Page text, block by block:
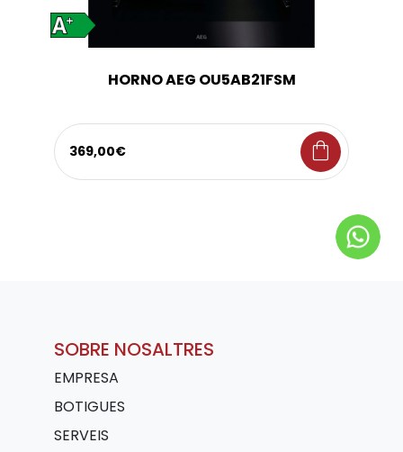
HORNO AEG OU5AB21FSM
369,00€ shopping_bag
SOBRE NOSALTRES
EMPRESA
BOTIGUES
SERVEIS